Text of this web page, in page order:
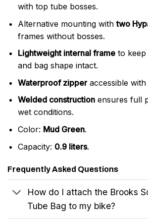
with top tube bosses.
Alternative mounting withtwo
frames without bosses.
Lightweight internal frameto keep
and bag shape intact.
Waterproof zipperaccessible with
Welded constructionensures full
wet conditions.
Color: Mud Green.
Capacity: 0.9 liters.
Frequently Asked Questions
How do I attach the Brooks
Tube Bag to my bike?